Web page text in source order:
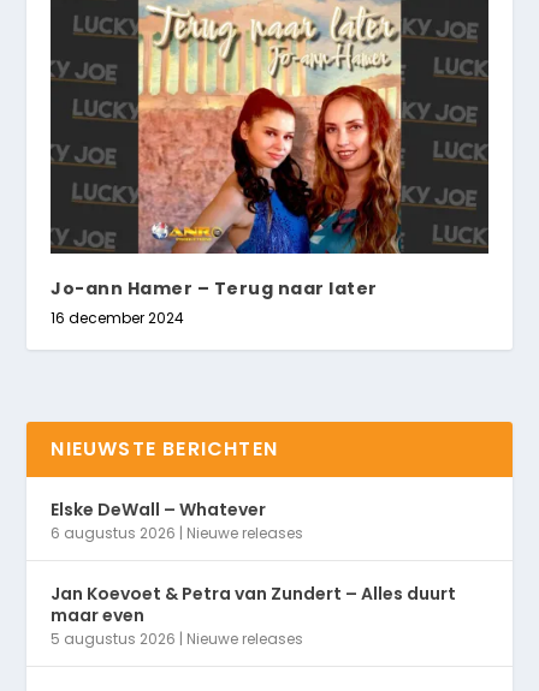
Jo-ann Hamer – Terug naar later
16 december 2024
NIEUWSTE BERICHTEN
Elske DeWall – Whatever
6 augustus 2026 | Nieuwe releases
Jan Koevoet & Petra van Zundert – Alles duurt
maar even
5 augustus 2026 | Nieuwe releases